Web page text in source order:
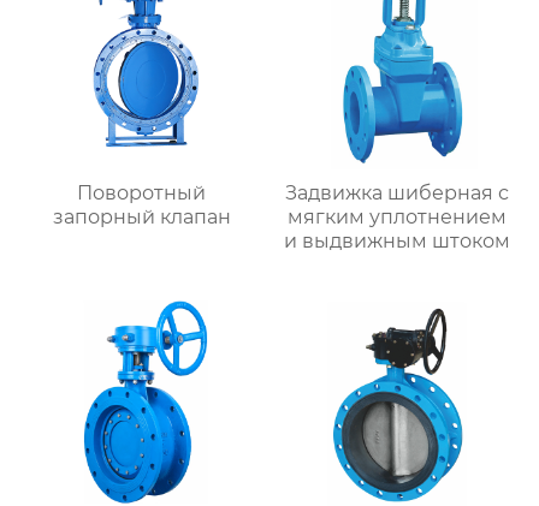
Поворотный
запорный клапан
Задвижка шиберная с
мягким уплотнением
и выдвижным штоком